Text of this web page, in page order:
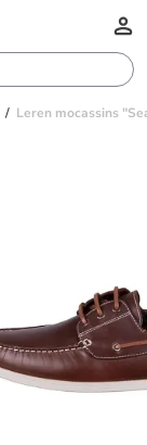
Leren mocassins